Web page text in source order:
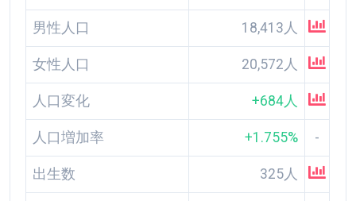
男性人口 18,413人
女性人口 20,572人
人口変化 +684人
人口増加率 +1.755% -
出生数 325人